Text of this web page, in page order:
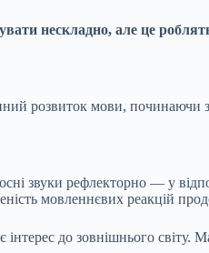
нескладно, але це
розвиток мови, починаючи
звуки рефлекторно — у
мовленнєвих реакцій
до зовнішнього